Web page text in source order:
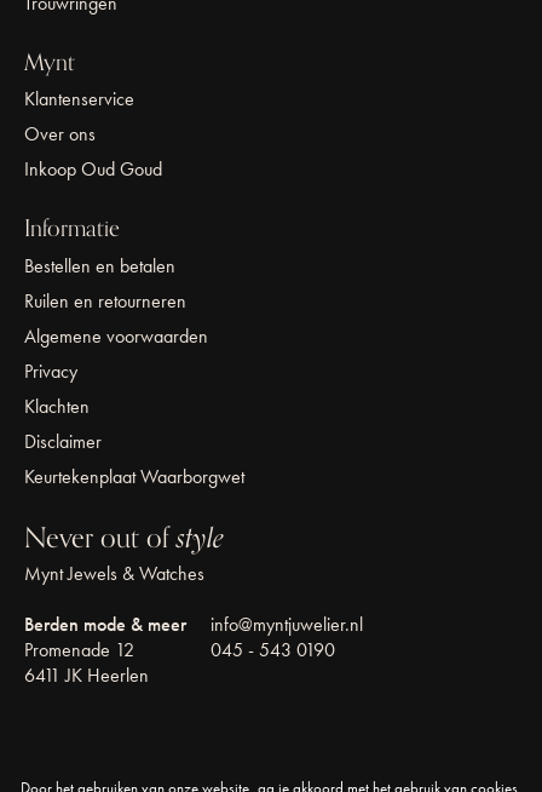
Mynt
Klantenservice
Over ons
Inkoop Oud Goud
Informatie
Bestellen en betalen
Ruilen en retourneren
Algemene voorwaarden
Privacy
Klachten
Disclaimer
Keurtekenplaat Waarborgwet
Never out ofstyle
Mynt Jewels & Watches
Berden mode & meer
Promenade 12
6411 JK Heerlen
info@myntjuwelier.nl
045 - 543 0190
Door het gebruiken van onze website, ga je akkoord met het gebruik van cookies